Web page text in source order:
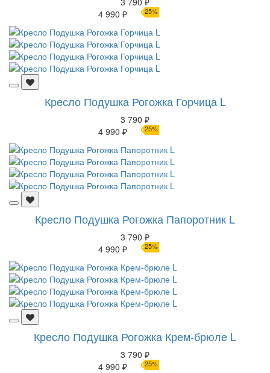
4 990 ₽
25%
Кресло Подушка Рогожка Горчица L
3 790 ₽
4 990 ₽
25%
Кресло Подушка Рогожка Папоротник L
3 790 ₽
4 990 ₽
25%
Кресло Подушка Рогожка Крем-брюле L
3 790 ₽
4 990 ₽
25%